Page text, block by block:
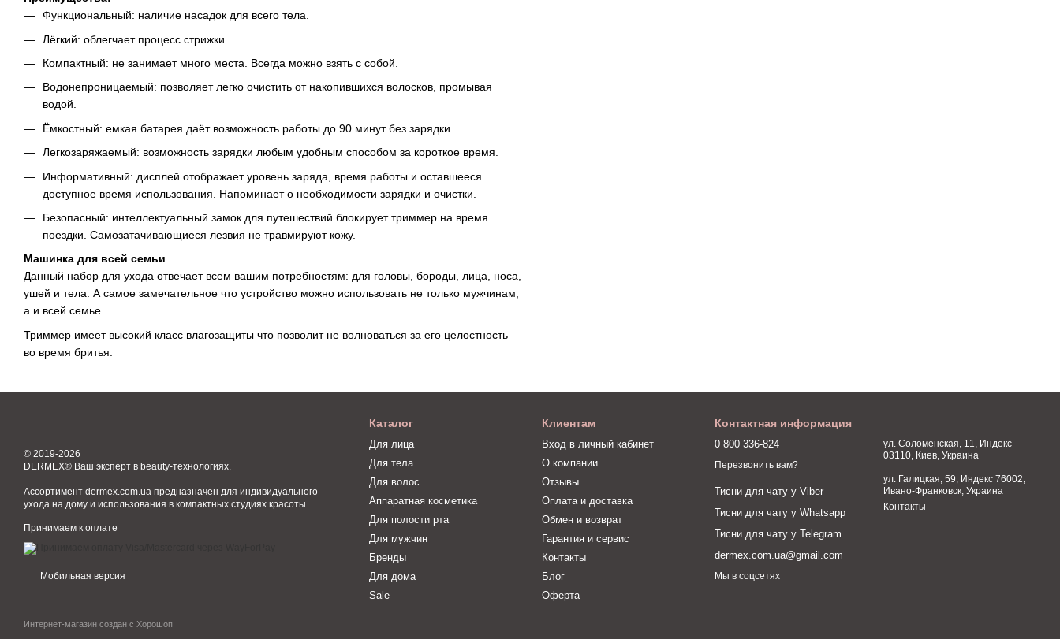
Функциональный: наличие насадок для всего тела.
Лёгкий: облегчает процесс стрижки.
Компактный: не занимает много места. Всегда можно взять с собой.
Водонепроницаемый: позволяет легко очистить от накопившихся волосков, промывая
водой.
Ёмкостный: емкая батарея даёт возможность работы до 90 минут без зарядки.
Легкозаряжаемый: возможность зарядки любым удобным способом за короткое время.
Информативный: дисплей отображает уровень заряда, время работы и оставшееся
доступное время использования. Напоминает о необходимости зарядки и очистки.
Безопасный: интеллектуальный замок для путешествий блокирует триммер на время
поездки. Самозатачивающиеся лезвия не травмируют кожу.
Машинка для всей семьи
Данный набор для ухода отвечает всем вашим потребностям: для головы, бороды, лица, носа,
ушей и тела. А самое замечательное что устройство можно использовать не только мужчинам,
а и всей семье.
Триммер имеет высокий класс влагозащиты что позволит не волноваться за его целостность
во время бритья.
© 2019-2026
DERMEX® Ваш эксперт в beauty-технологиях.
Ассортимент dermex.com.ua предназначен для индивидуального
ухода на дому и использования в компактных студиях красоты.
Принимаем к оплате
Мобильная версия
Интернет-магазин создан с Хорошоп
Каталог
Для лица
Для тела
Для волос
Аппаратная косметика
Для полости рта
Для мужчин
Бренды
Для дома
Sale
Клиентам
Вход в личный кабинет
О компании
Отзывы
Оплата и доставка
Обмен и возврат
Гарантия и сервис
Контакты
Блог
Оферта
Контактная информация
0 800 336-824
Перезвонить вам?
Тисни для чату у Viber
Тисни для чату у Whatsapp
Тисни для чату у Telegram
dermex.com.ua@gmail.com
ул. Соломенская, 11, Индекс
03110, Киев, Украина
ул. Галицкая, 59, Индекс 76002,
Ивано-Франковск, Украина
Контакты
Мы в соцсетях